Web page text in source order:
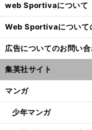
web Sportivaについて
Web Sportivaについて
広告についてのお問い
集英社サイト
マンガ
少年マンガ